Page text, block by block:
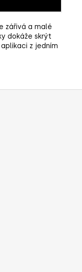
zářivá a malé
dokáže skrýt
z jedním